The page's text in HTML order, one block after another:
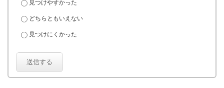
見つけやすかった
どちらともいえない
見つけにくかった
送信する